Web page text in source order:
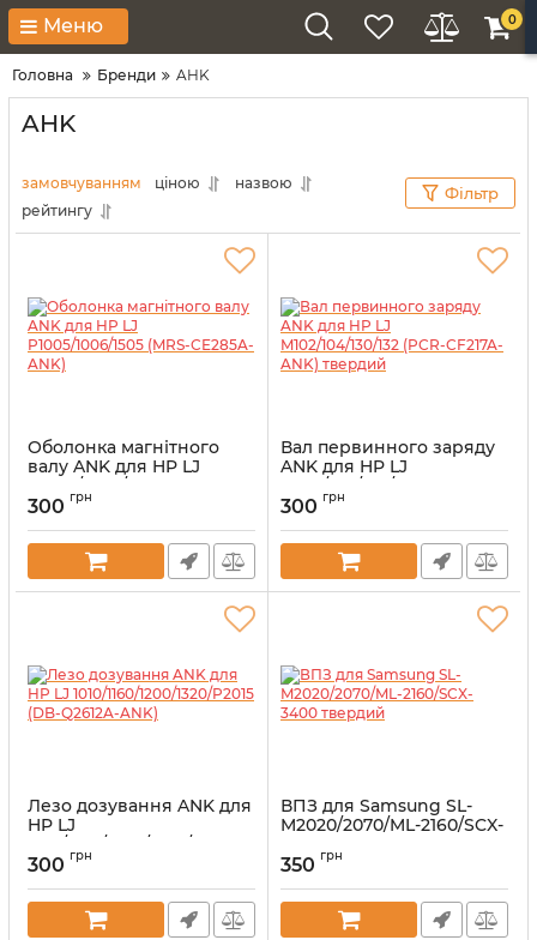
Меню 0
Головна Бренди AHK
AHK
замовчуванням ціною
назвою
рейтингу
Фільтр
Оболонка магнітного
валу ANK для HP LJ
P1005/1006/1505 (MRS-
CE285A-ANK)
Артикул:MRS-CE285A-ANK
300 грн
Вал первинного заряду
ANK для HP LJ
M102/104/130/132 (PCR-
CF217A-ANK) твердий
Артикул:PCR-CF217A-ANK
300 грн
Лезо дозування ANK для
HP LJ
1010/1160/1200/1320/P2015
(DB-Q2612A-ANK)
Артикул:DB-Q2612A-ANK
300 грн
ВПЗ для Samsung SL-
M2020/2070/ML-2160/SCX-
Артикул:
350 грн